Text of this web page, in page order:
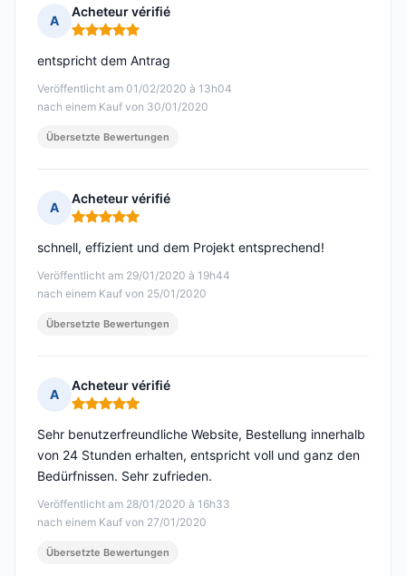
A
Acheteur vérifié
Hinweis: 5 von 5
Veröffentlicht am 01/02/2020 à 13h04
nach einem Kauf von 30/01/2020
entspricht dem Antrag
Übersetzte Bewertungen
A
Acheteur vérifié
Hinweis: 5 von 5
Veröffentlicht am 29/01/2020 à 19h44
nach einem Kauf von 25/01/2020
schnell, effizient und dem Projekt entsprechend!
Übersetzte Bewertungen
A
Acheteur vérifié
Hinweis: 5 von 5
Veröffentlicht am 28/01/2020 à 16h33
nach einem Kauf von 27/01/2020
Sehr benutzerfreundliche Website, Bestellung innerhalb
von 24 Stunden erhalten, entspricht voll und ganz den
Bedürfnissen. Sehr zufrieden.
Übersetzte Bewertungen